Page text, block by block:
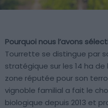
Pourquoi nous l’avons
Tourrette se distingue par
stratégique sur les 14 ha de
zone réputée pour son
vignoble familial a fait le
biologique depuis 2013 et